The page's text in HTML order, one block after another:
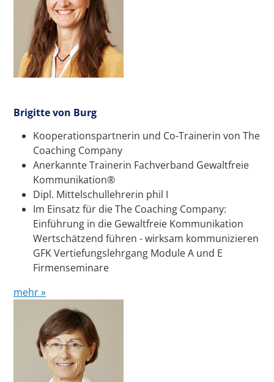
Brigitte von Burg
Kooperationspartnerin und Co-Trainerin von The
Coaching Company
Anerkannte Trainerin Fachverband Gewaltfreie
Kommunikation®
Dipl. Mittelschullehrerin phil I
Im Einsatz für die The Coaching Company:
Einführung in die Gewaltfreie Kommunikation
Wertschätzend führen - wirksam kommunizieren
GFK Vertiefungslehrgang Module A und E
Firmenseminare
mehr »